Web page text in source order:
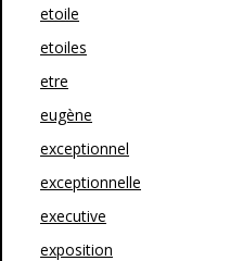
etoile
etoiles
etre
eugène
exceptionnel
exceptionnelle
executive
exposition